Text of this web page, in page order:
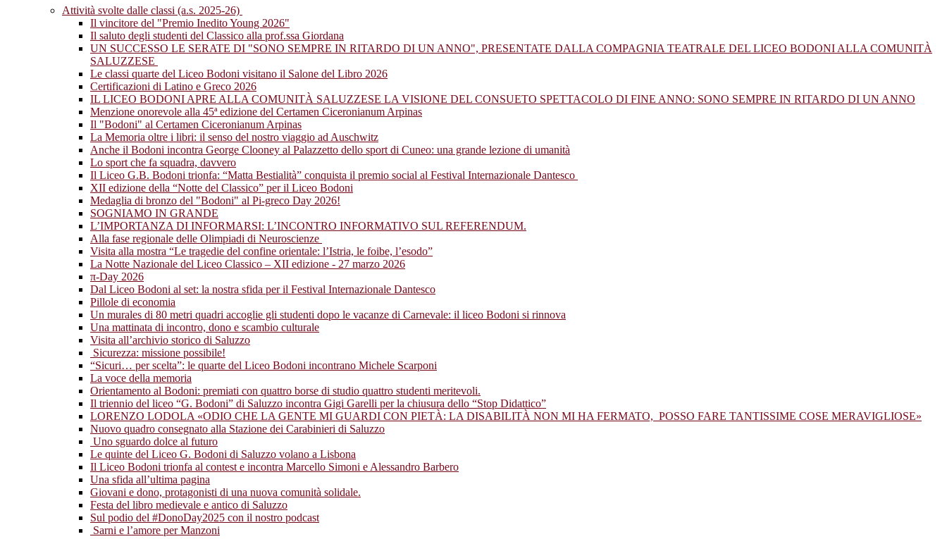
Attività svolte dalle classi (a.s. 2025-26)
Il vincitore del "Premio Inedito Young 2026"
Il saluto degli studenti del Classico alla prof.ssa Giordana
UN SUCCESSO LE SERATE DI "SONO SEMPRE IN RITARDO DI UN ANNO", PRESENTATE DALLA COMPAGNIA TEATRALE DEL LICEO BODONI ALLA COMUNITÀ
SALUZZESE
Le classi quarte del Liceo Bodoni visitano il Salone del Libro 2026
Certificazioni di Latino e Greco 2026
IL LICEO BODONI APRE ALLA COMUNITÀ SALUZZESE LA VISIONE DEL CONSUETO SPETTACOLO DI FINE ANNO: SONO SEMPRE IN RITARDO DI UN ANNO
Menzione onorevole alla 45ª edizione del Certamen Ciceronianum Arpinas
Il "Bodoni" al Certamen Ciceronianum Arpinas
La Memoria oltre i libri: il senso del nostro viaggio ad Auschwitz
Anche il Bodoni incontra George Clooney al Palazzetto dello sport di Cuneo: una grande lezione di umanità
Lo sport che fa squadra, davvero
Il Liceo G.B. Bodoni trionfa: “Matta Bestialità” conquista il premio social al Festival Internazionale Dantesco
XII edizione della “Notte del Classico” per il Liceo Bodoni
Medaglia di bronzo del "Bodoni" al Pi-greco Day 2026!
SOGNIAMO IN GRANDE
L’IMPORTANZA DI INFORMARSI: L’INCONTRO INFORMATIVO SUL REFERENDUM.
Alla fase regionale delle Olimpiadi di Neuroscienze
Visita alla mostra “Le tragedie del confine orientale: l’Istria, le foibe, l’esodo”
La Notte Nazionale del Liceo Classico – XII edizione - 27 marzo 2026
π-Day 2026
Dal Liceo Bodoni al set: la nostra sfida per il Festival Internazionale Dantesco
Pillole di economia
Un murales di 80 metri quadri accoglie gli studenti dopo le vacanze di Carnevale: il liceo Bodoni si rinnova
Una mattinata di incontro, dono e scambio culturale
Visita all’archivio storico di Saluzzo
Sicurezza: missione possibile!
“Sicuri… per scelta”: le quarte del Liceo Bodoni incontrano Michele Scarponi
La voce della memoria
Orientamento al Bodoni: premiati con quattro borse di studio quattro studenti meritevoli.
Il triennio del liceo “G. Bodoni” di Saluzzo incontra Gigi Garelli per la chiusura dello “Stop Didattico”
LORENZO LODOLA «ODIO CHE LA GENTE MI GUARDI CON PIETÀ: LA DISABILITÀ NON MI HA FERMATO, POSSO FARE TANTISSIME COSE MERAVIGLIOSE»
Nuovo quadro consegnato alla Stazione dei Carabinieri di Saluzzo
Uno sguardo dolce al futuro
Le quinte del Liceo G. Bodoni di Saluzzo volano a Lisbona
Il Liceo Bodoni trionfa al contest e incontra Marcello Simoni e Alessandro Barbero
Una sfida all’ultima pagina
Giovani e dono, protagonisti di una nuova comunità solidale.
Festa del libro medievale e antico di Saluzzo
Sul podio del #DonoDay2025 con il nostro podcast
Sarni e l’amore per Manzoni